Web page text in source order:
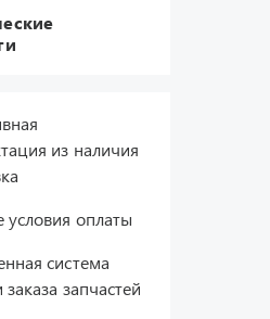
из наличия
оплаты
система
заказа запчастей